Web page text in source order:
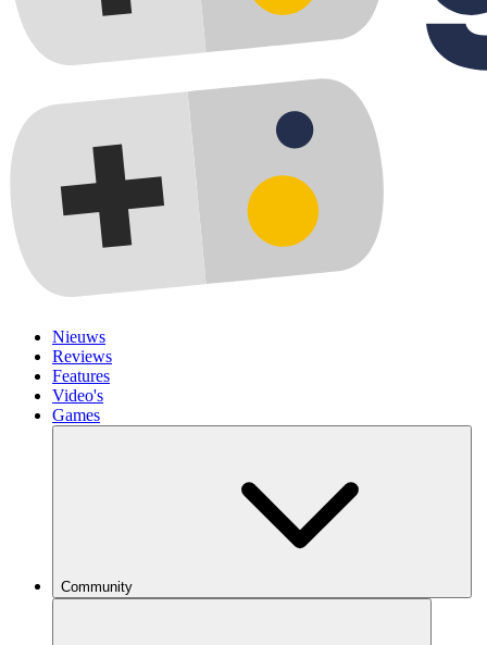
Nieuws
Reviews
Features
Video's
Games
Community